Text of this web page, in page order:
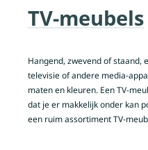
TV-meubels
Hangend, zwevend of staand,
televisie of andere media-
maten en kleuren. Een TV-
dat je er makkelijk onder kan
een ruim assortiment TV-